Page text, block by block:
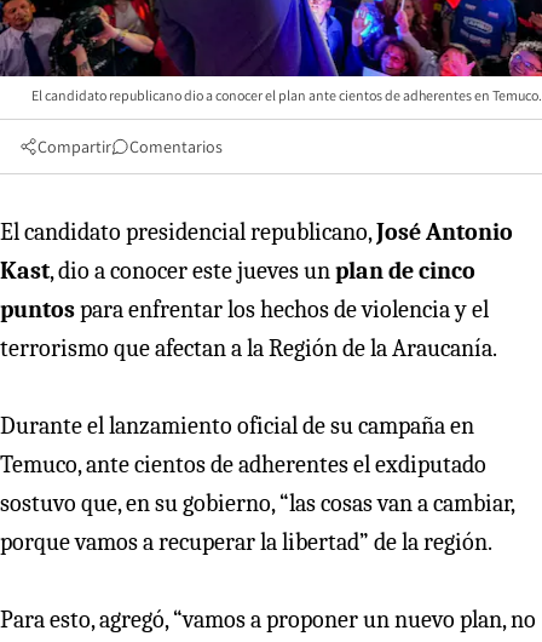
El candidato republicano dio a conocer el plan ante cientos de adherentes en Temuco.
Compartir Comentarios
El candidato presidencial republicano,José Antonio
Kast, dio a conocer este jueves unplan de cinco
puntospara enfrentar los hechos de violencia y el
terrorismo que afectan a la Región de la Araucanía.
Durante el lanzamiento oficial de su campaña en
Temuco, ante cientos de adherentes el exdiputado
sostuvo que, en su gobierno, “las cosas van a cambiar,
porque vamos a recuperar la libertad” de la región.
Para esto, agregó, “vamos a proponer un nuevo plan, no